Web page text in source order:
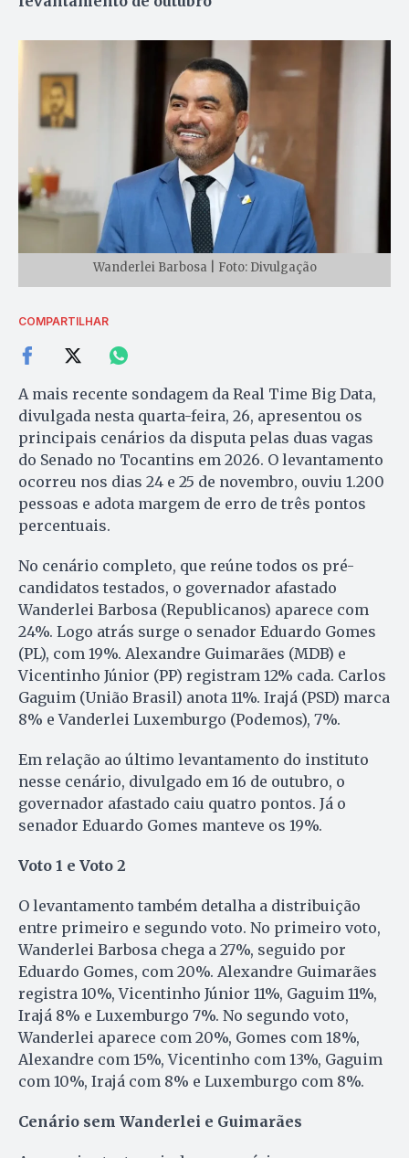
Wanderlei Barbosa | Foto: Divulgação
COMPARTILHAR
A mais recente sondagem da Real Time Big Data,
divulgada nesta quarta-feira, 26, apresentou os
principais cenários da disputa pelas duas vagas
do Senado no Tocantins em 2026. O levantamento
ocorreu nos dias 24 e 25 de novembro, ouviu 1.200
pessoas e adota margem de erro de três pontos
percentuais.
No cenário completo, que reúne todos os pré-
candidatos testados, o governador afastado
Wanderlei Barbosa (Republicanos) aparece com
24%. Logo atrás surge o senador Eduardo Gomes
(PL), com 19%. Alexandre Guimarães (MDB) e
Vicentinho Júnior (PP) registram 12% cada. Carlos
Gaguim (União Brasil) anota 11%. Irajá (PSD) marca
8% e Vanderlei Luxemburgo (Podemos), 7%.
Em relação ao último levantamento do instituto
nesse cenário, divulgado em 16 de outubro, o
governador afastado caiu quatro pontos. Já o
senador Eduardo Gomes manteve os 19%.
Voto 1 e Voto 2
O levantamento também detalha a distribuição
entre primeiro e segundo voto. No primeiro voto,
Wanderlei Barbosa chega a 27%, seguido por
Eduardo Gomes, com 20%. Alexandre Guimarães
registra 10%, Vicentinho Júnior 11%, Gaguim 11%,
Irajá 8% e Luxemburgo 7%. No segundo voto,
Wanderlei aparece com 20%, Gomes com 18%,
Alexandre com 15%, Vicentinho com 13%, Gaguim
com 10%, Irajá com 8% e Luxemburgo com 8%.
Cenário sem Wanderlei e Guimarães